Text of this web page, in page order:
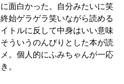
面白かった。自分みたいに笑
始ゲラゲラ笑いながら読める
トルに反して中身はいい意味
ういうのんびりとした本が読
。個人的にふみちゃんが一応
。